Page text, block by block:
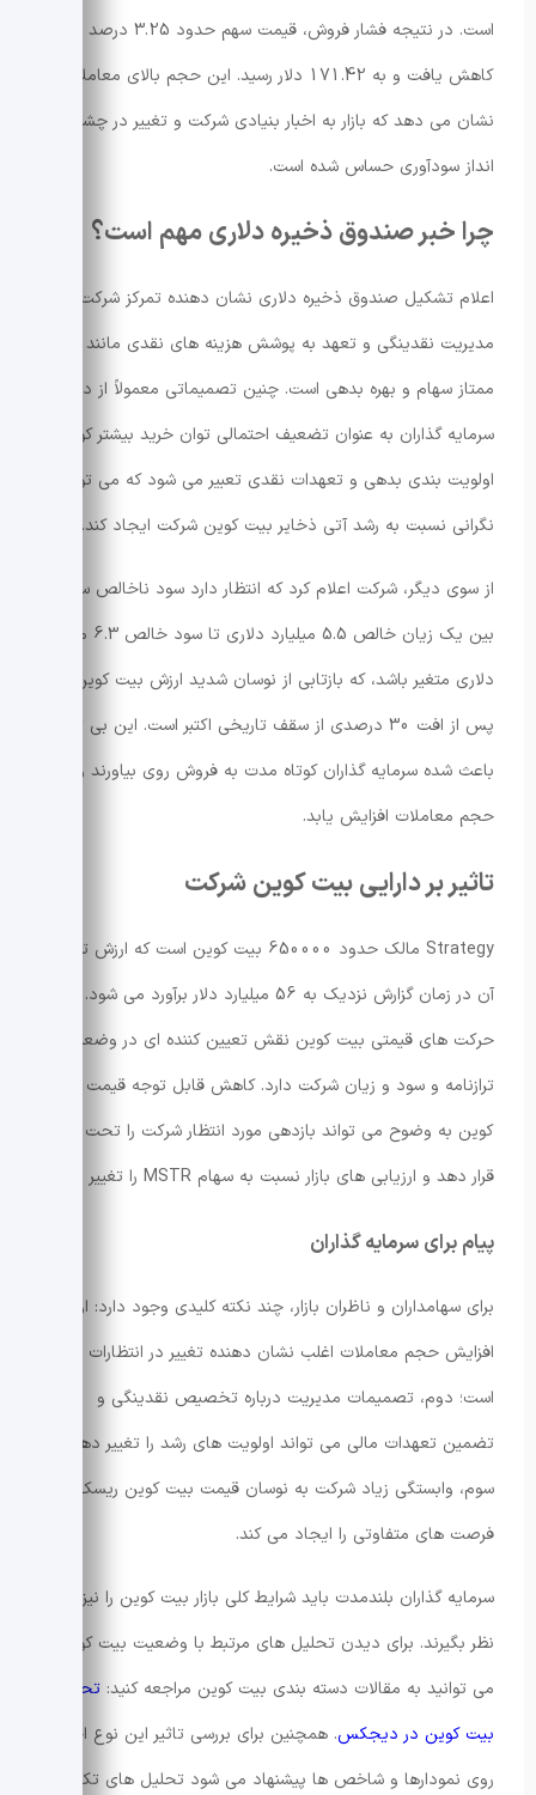
است. در نتیجه فشار فروش، قیمت سهم حدود 3.25 درصد
کاهش یافت و به 171.42 دلار رسید. این حجم بالای معاملاتی
نشان می دهد که بازار به اخبار بنیادی شرکت و تغییر در چشم
انداز سودآوری حساس شده است.
چرا خبر صندوق ذخیره دلاری مهم است؟
اعلام تشکیل صندوق ذخیره دلاری نشان دهنده تمرکز شرکت بر
مدیریت نقدینگی و تعهد به پوشش هزینه های نقدی مانند سود
ممتاز سهام و بهره بدهی است. چنین تصمیماتی معمولاً از دید
سرمایه گذاران به عنوان تضعیف احتمالی توان خرید بیشتر کوین و
اولویت بندی بدهی و تعهدات نقدی تعبیر می شود که می تواند
نگرانی نسبت به رشد آتی ذخایر بیت کوین شرکت ایجاد کند.
از سوی دیگر، شرکت اعلام کرد که انتظار دارد سود ناخالص سالانه
بین یک زیان خالص 5.5 میلیارد دلاری تا سود خالص 6.3 میلیارد
دلاری متغیر باشد، که بازتابی از نوسان شدید ارزش بیت کوین
پس از افت 30 درصدی از سقف تاریخی اکتبر است. این بی ثباتی
باعث شده سرمایه گذاران کوتاه مدت به فروش روی بیاورند و
حجم معاملات افزایش یابد.
تاثیر بر دارایی بیت کوین شرکت
Strategy مالک حدود 650000 بیت کوین است که ارزش تقریبی
آن در زمان گزارش نزدیک به 56 میلیارد دلار برآورد می شود.
حرکت های قیمتی بیت کوین نقش تعیین کننده ای در وضعیت
ترازنامه و سود و زیان شرکت دارد. کاهش قابل توجه قیمت بیت
کوین به وضوح می تواند بازدهی مورد انتظار شرکت را تحت تاثیر
قرار دهد و ارزیابی های بازار نسبت به سهام MSTR را تغییر دهد.
پیام برای سرمایه گذاران
برای سهامداران و ناظران بازار، چند نکته کلیدی وجود دارد: اول،
افزایش حجم معاملات اغلب نشان دهنده تغییر در انتظارات بازار
است؛ دوم، تصمیمات مدیریت درباره تخصیص نقدینگی و
تضمین تعهدات مالی می تواند اولویت های رشد را تغییر دهد؛
سوم، وابستگی زیاد شرکت به نوسان قیمت بیت کوین ریسک و
فرصت های متفاوتی را ایجاد می کند.
سرمایه گذاران بلندمدت باید شرایط کلی بازار بیت کوین را نیز در
نظر بگیرند. برای دیدن تحلیل های مرتبط با وضعیت بیت کوین
می توانید به مقالات دسته بندی بیت کوین مراجعه کنید: تحلیل
بیت کوین در دیجکس. همچنین برای بررسی تاثیر این نوع اخبار
روی نمودارها و شاخص ها پیشنهاد می شود تحلیل های تکنیکال